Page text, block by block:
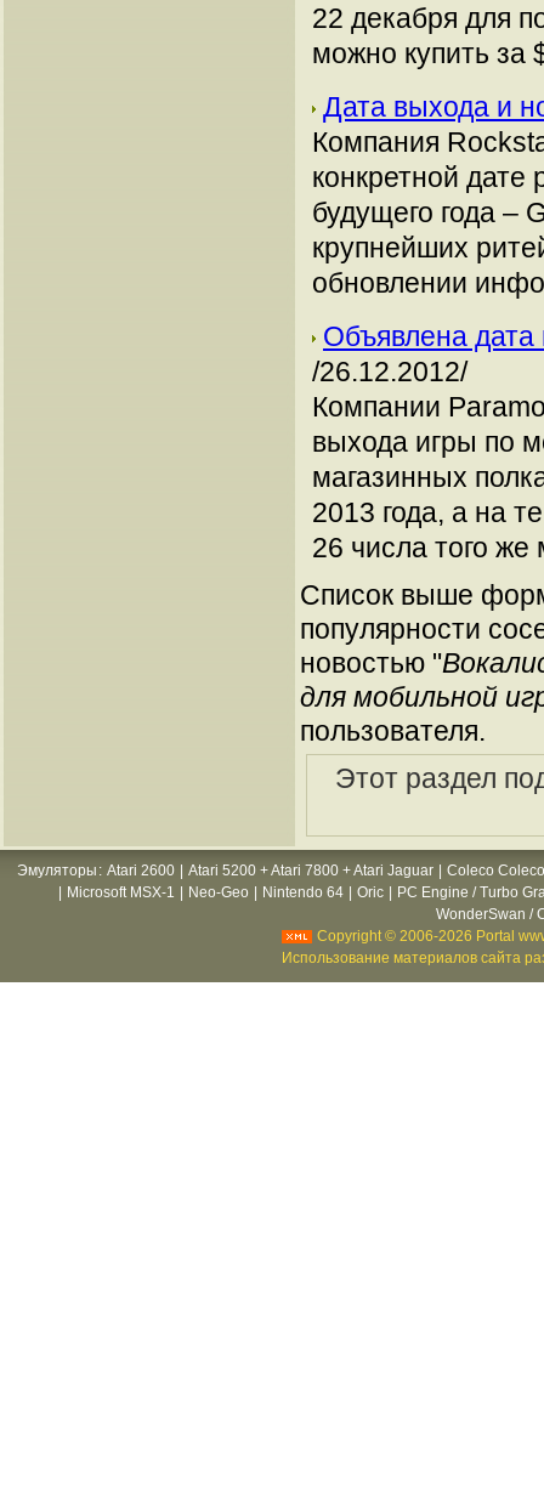
22 декабря для
можно купить за
Дата выхода и
Компания
конкретной
будущего года –
крупнейших
обновлении
Объявлена дата
/26.12.2012/
Компании
выхода игры по
магазинных
2013 года, а на
26 числа того же
Список выше
популярности
новостью "
для мобильной
пользователя.
Этот раздел
Эмуляторы : Atari 2600 Atari 5200 + Atari 7800 + Atari Jaguar
Coleco
Microsoft MSX-1 Neo-Geo Nintendo 64 Oric
PC Engine / Turbo
WonderSwan /
Copyright © 2006-2026 Portal
Использование материалов сайта